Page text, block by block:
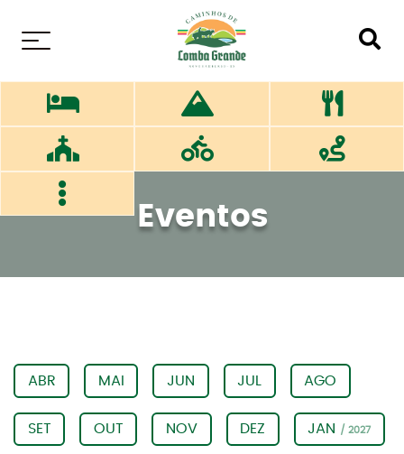
Eventos
ABR MAI JUN JUL AGO
SET OUT NOV DEZ JAN / 2027